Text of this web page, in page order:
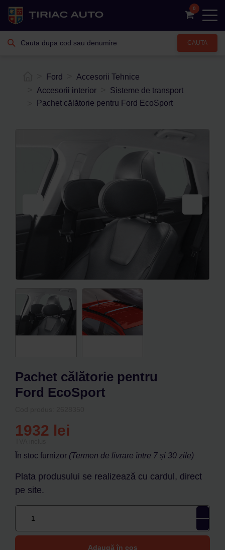
0
Cos
CAUTA
Ford
Accesorii Tehnice
Accesorii interior
Sisteme de transport
Pachet călătorie pentru Ford EcoSport
Pachet călătorie pentru
Ford EcoSport
1932 lei
În stoc furnizor (Termen de livrare între 7 și 30 zile)
Plata produsului se realizează cu cardul, direct
pe site.
Adaugă în coș